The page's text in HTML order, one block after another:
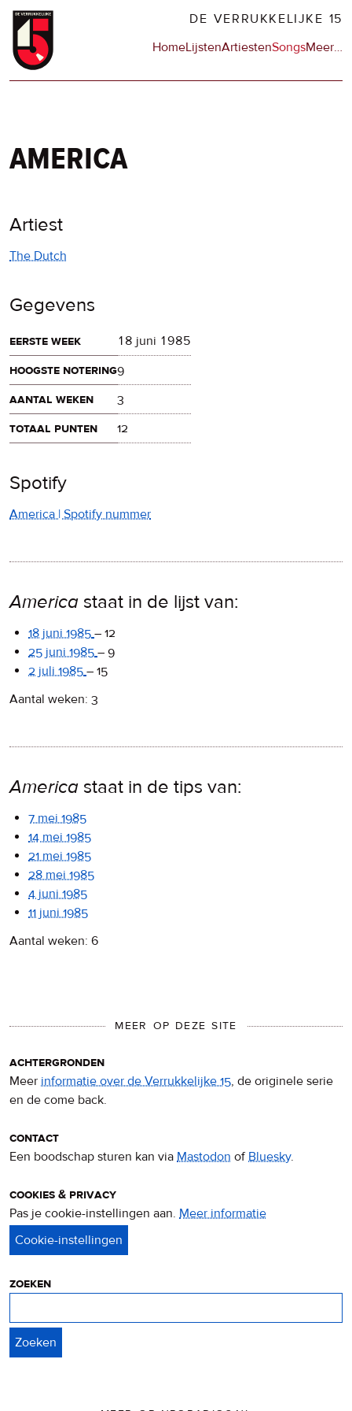
Overslaan
naar
DE VERRUKKELIJKE 15
Hoofdnavigatie
HomeLijstenArtiestenSongsMeerop
…
america
Artiest
The Dutch
Gegevens
eerste week
18 juni 1985
hoogste notering9
aantal weken
3
totaal punten
12
Spotify
America | Spotify nummer
America staat in de lijst van:
18 juni 1985 – 12
25 juni 1985 – 9
2 juli 1985 – 15
Aantal weken: 3
America staat in de tips van:
7 mei 1985
14 mei 1985
21 mei 1985
28 mei 1985
4 juni 1985
11 juni 1985
Aantal weken: 6
MEER OP DEZE SITE
achtergronden
Meer informatie over de Verrukkelijke 15, de originele serie
en de come back.
contact
Een boodschap sturen kan via Mastodon ofBluesky.
cookies & privacy
Pas je cookie-instellingen aan. Meer informatie
zoeken